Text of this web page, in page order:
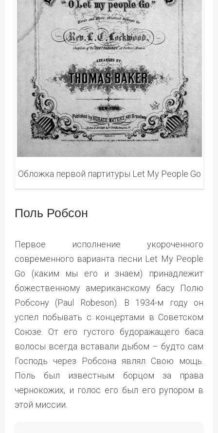
Обложка первой партитуры Let My People Go
Поль Робсон
Первое исполнение укороченного
современного варианта песни Let My People
Go (каким мы его и знаем) принадлежит
божественному американскому басу Полю
Робсону (Paul Robeson). В 1934-м году он
успел побывать с концертами в Советском
Союзе. От его густого будоражащего баса
волосы всегда вставали дыбом – будто сам
Господь через Робсона являл Свою мощь.
Поль был известным борцом за права
чернокожих, и голос его был его рупором в
этой миссии.